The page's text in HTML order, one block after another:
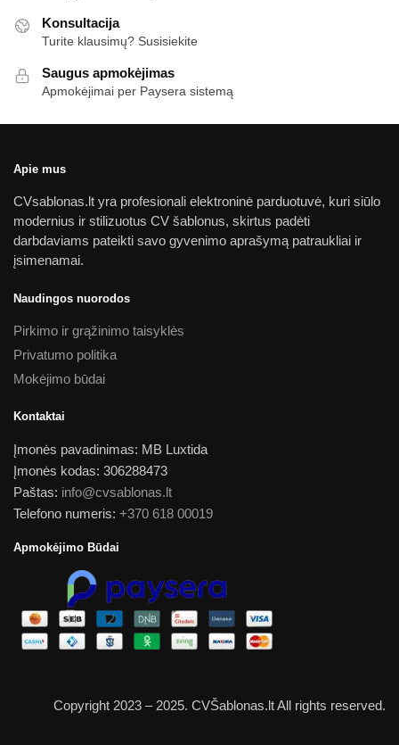
Konsultacija
Turite klausimų? Susisiekite
Saugus apmokėjimas
Apmokėjimai per Paysera sistemą
Apie mus
CVsablonas.lt yra profesionali elektroninė parduotuvė, kuri siūlo
modernius ir stilizuotus CV šablonus, skirtus padėti
darbdaviams pateikti savo gyvenimo aprašymą patraukliai ir
įsimenamai.
Naudingos nuorodos
Pirkimo ir grąžinimo taisyklės
Privatumo politika
Mokėjimo būdai
Kontaktai
Įmonės pavadinimas: MB Luxtida
Įmonės kodas: 306288473
Paštas: info@cvsablonas.lt
Telefono numeris: +370 618 00019
Apmokėjimo Būdai
Copyright 2023 – 2025. CVŠablonas.lt All rights reserved.